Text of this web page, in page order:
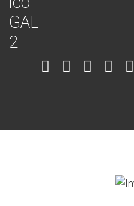
Item Item Item Item